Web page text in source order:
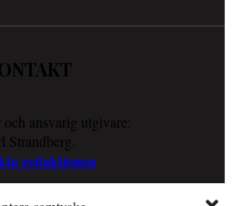
ansvarig utgivare:
Strandberg.
redaktionen